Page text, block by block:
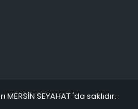
SEYAHAT 'da saklıdır.